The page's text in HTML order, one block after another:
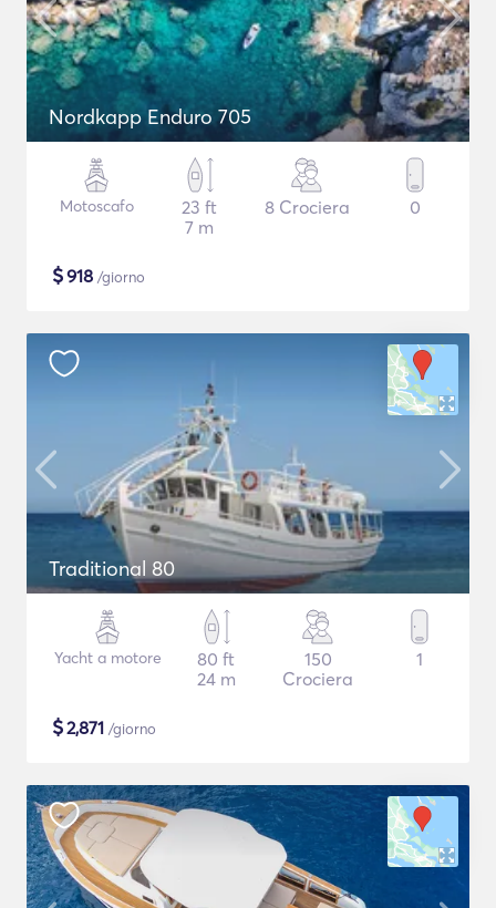
Nordkapp Enduro 705
Motoscafo
23 ft
7 m
8 Crociera 0
$918 /giorno
Traditional 80
Yacht a motore
80 ft
24 m
150
Crociera
1
$2,871 /giorno